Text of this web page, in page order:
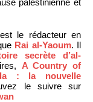
est le rédacteur en
Rai al-Yaoum. Il
secrète d’al-
A Country of
: la nouvelle
le suivre sur